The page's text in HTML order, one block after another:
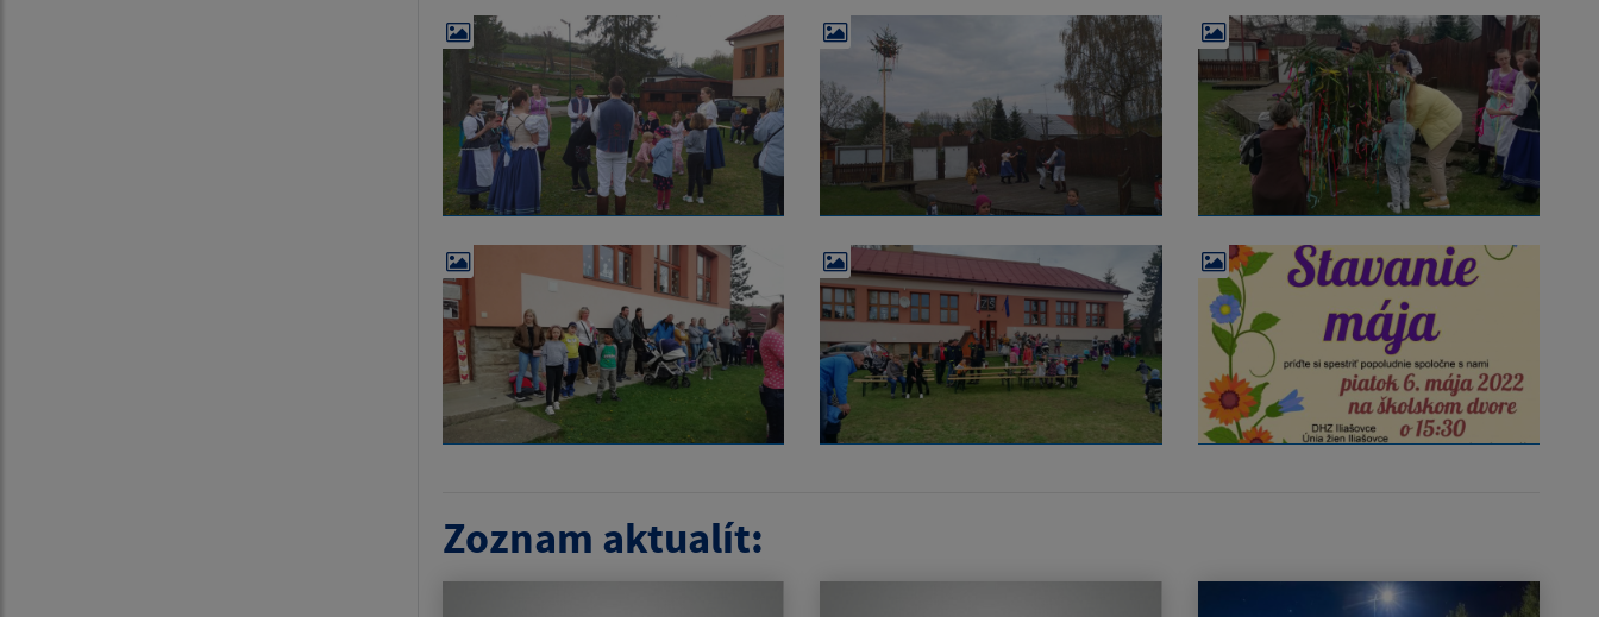
Zoznam aktualít: